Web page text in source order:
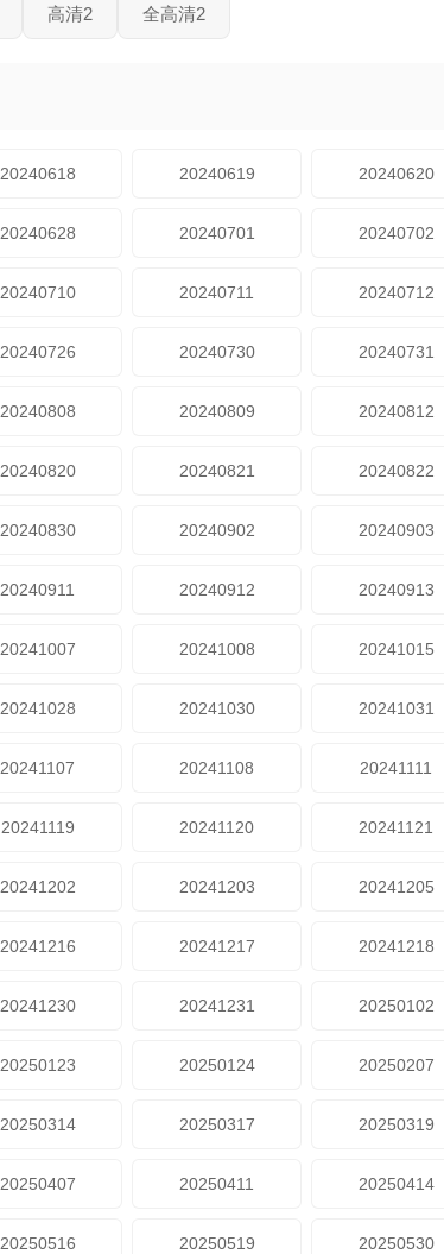
高清2 全高清2
20240618 20240619 20240620
20240628 20240701 20240702
20240710 20240711 20240712
20240726 20240730 20240731
20240808 20240809 20240812
20240820 20240821 20240822
20240830 20240902 20240903
20240911 20240912 20240913
20241007 20241008 20241015
20241028 20241030 20241031
20241107 20241108 20241111
20241119 20241120 20241121
20241202 20241203 20241205
20241216 20241217 20241218
20241230 20241231 20250102
20250123 20250124 20250207
20250314 20250317 20250319
20250407 20250411 20250414
20250516 20250519 20250530